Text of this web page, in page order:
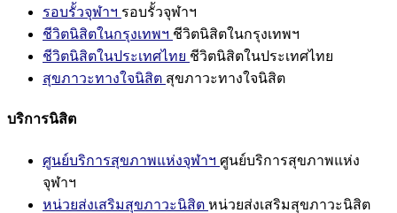
รอบรั้วจุฬาฯ รอบรั้วจุฬาฯ
ชีวิตนิสิตในกรุงเทพฯ ชีวิตนิสิตในกรุงเทพฯ
ชีวิตนิสิตในประเทศไทย ชีวิตนิสิตในประเทศไทย
สุขภาวะทางใจนิสิต สุขภาวะทางใจนิสิต
บริการนิสิต
ศูนย์บริการสุขภาพแห่งจุฬาฯ ศูนย์บริการสุขภาพแห่ง
จุฬาฯ
หน่วยส่งเสริมสุขภาวะนิสิต หน่วยส่งเสริมสุขภาวะนิสิต